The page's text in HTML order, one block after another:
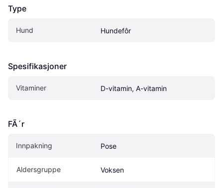
Type
Hund Hundefôr
Spesifikasjoner
Vitaminer D-vitamin, A-vitamin
FÃ´r
Innpakning Pose
Aldersgruppe Voksen